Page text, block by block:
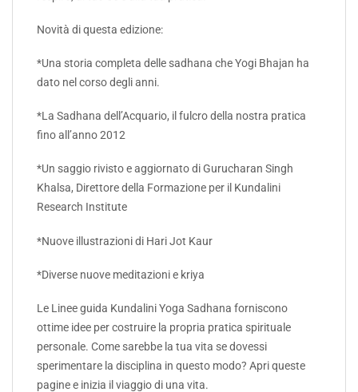
Novità di questa edizione:
*Una storia completa delle sadhana che Yogi Bhajan ha
dato nel corso degli anni.
*La Sadhana dell’Acquario, il fulcro della nostra pratica
fino all’anno 2012
*Un saggio rivisto e aggiornato di Gurucharan Singh
Khalsa, Direttore della Formazione per il Kundalini
Research Institute
*Nuove illustrazioni di Hari Jot Kaur
*Diverse nuove meditazioni e kriya
Le Linee guida Kundalini Yoga Sadhana forniscono
ottime idee per costruire la propria pratica spirituale
personale. Come sarebbe la tua vita se dovessi
sperimentare la disciplina in questo modo? Apri queste
pagine e inizia il viaggio di una vita.